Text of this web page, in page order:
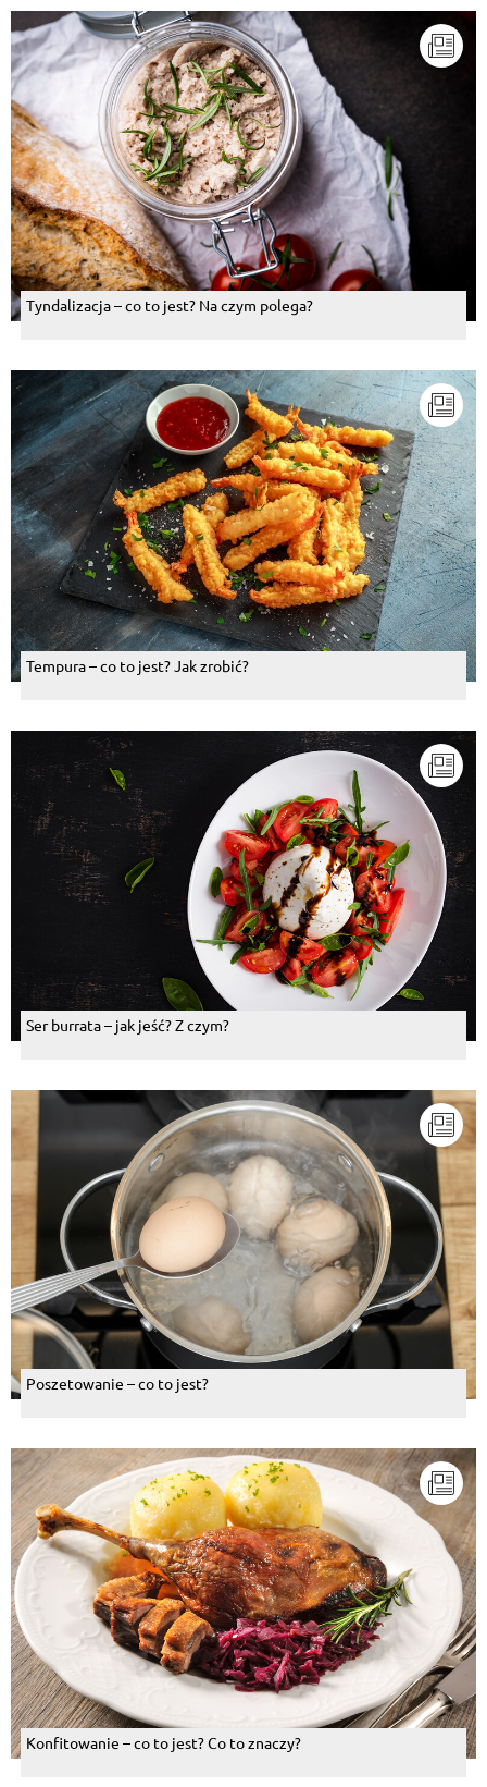
Tyndalizacja – co to jest? Na czym polega?
Tempura – co to jest? Jak zrobić?
Ser burrata – jak jeść? Z czym?
Poszetowanie – co to jest?
Konfitowanie – co to jest? Co to znaczy?